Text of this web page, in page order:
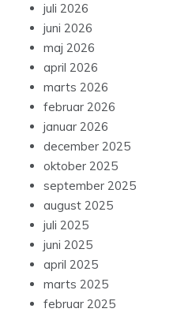
juli 2026
juni 2026
maj 2026
april 2026
marts 2026
februar 2026
januar 2026
december 2025
oktober 2025
september 2025
august 2025
juli 2025
juni 2025
april 2025
marts 2025
februar 2025